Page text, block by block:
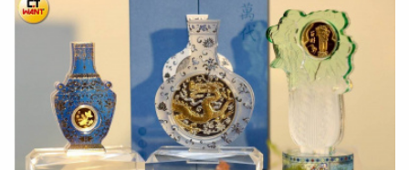
入，用來改善的館內的結構設備問題。根據羅浮宮2024年
度報告顯示，全年訪客達870萬人，外國遊客占比高達
69%，其中美國人最多，中國旅客排第3，等於觀光客是
重要的收入來源。不過，羅浮宮 工會不滿此做法，認為
取消「所有國籍統一票價」會讓旅客覺得不公平。另外，法
國民主勞工聯盟（CFDT）也警告「不同國籍的旅客可能會
認為這是歧視」，也擔心羅浮宮員工將因查驗旅客國籍而承
受更多工作量。